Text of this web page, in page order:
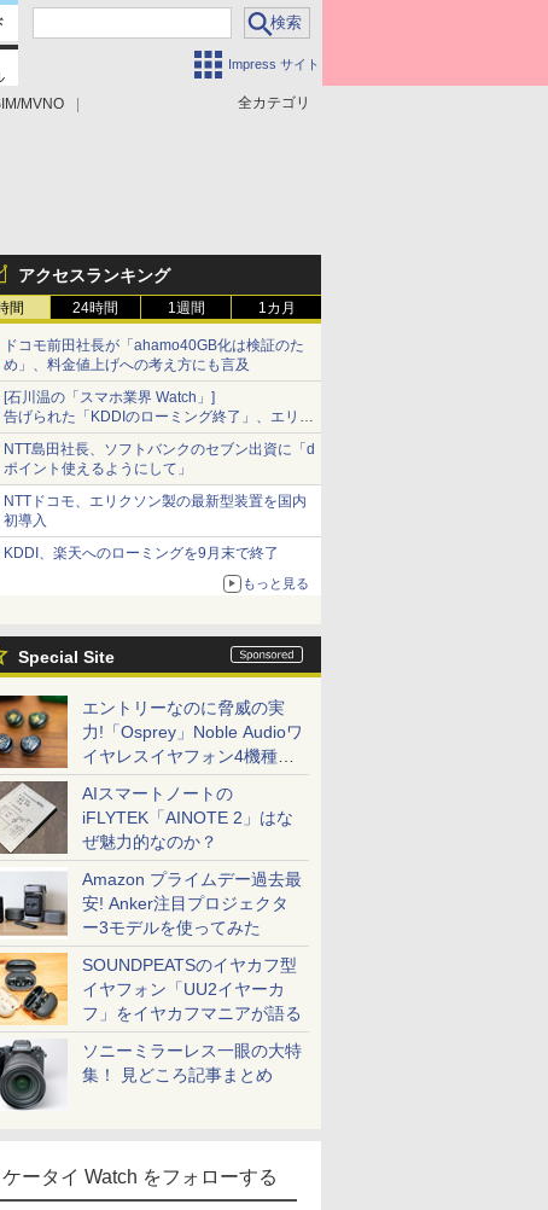
Impress サイト
全カテゴリ
MVNO
アクセスランキング
間 24時間 1週間 1カ月
ドコモ前田社長が「ahamo40GB化は検証のた
め」、料金値上げへの考え方にも言及
[石川温の「スマホ業界 Watch」]
告げられた「KDDIのローミング終了」、エリア
マップの落とし穴と楽天モバイルの課題
NTT島田社長、ソフトバンクのセブン出資に「d
ポイント使えるようにして」
NTTドコモ、エリクソン製の最新型装置を国内
初導入
KDDI、楽天へのローミングを9月末で終了
もっと見る
Special Site
エントリーなのに脅威の実
力!「Osprey」Noble Audioワ
イヤレスイヤフォン4機種を
一気に聴く
AIスマートノートの
iFLYTEK「AINOTE 2」はな
ぜ魅力的なのか？
Amazon プライムデー過去最
安! Anker注目プロジェクタ
ー3モデルを使ってみた
SOUNDPEATSのイヤカフ型
イヤフォン「UU2イヤーカ
フ」をイヤカフマニアが語る
ソニーミラーレス一眼の大特
集！ 見どころ記事まとめ
ケータイ Watch をフォローする